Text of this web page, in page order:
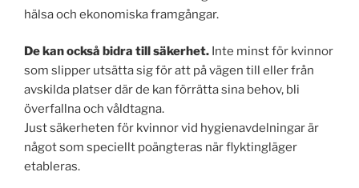
hälsa och ekonomiska framgångar.
De kan också bidra till säkerhet. Inte minst för kvinnor
som slipper utsätta sig för att på vägen till eller från
avskilda platser där de kan förrätta sina behov, bli
överfallna och våldtagna.
Just säkerheten för kvinnor vid hygienavdelningar är
något som speciellt poängteras när flyktingläger
etableras.